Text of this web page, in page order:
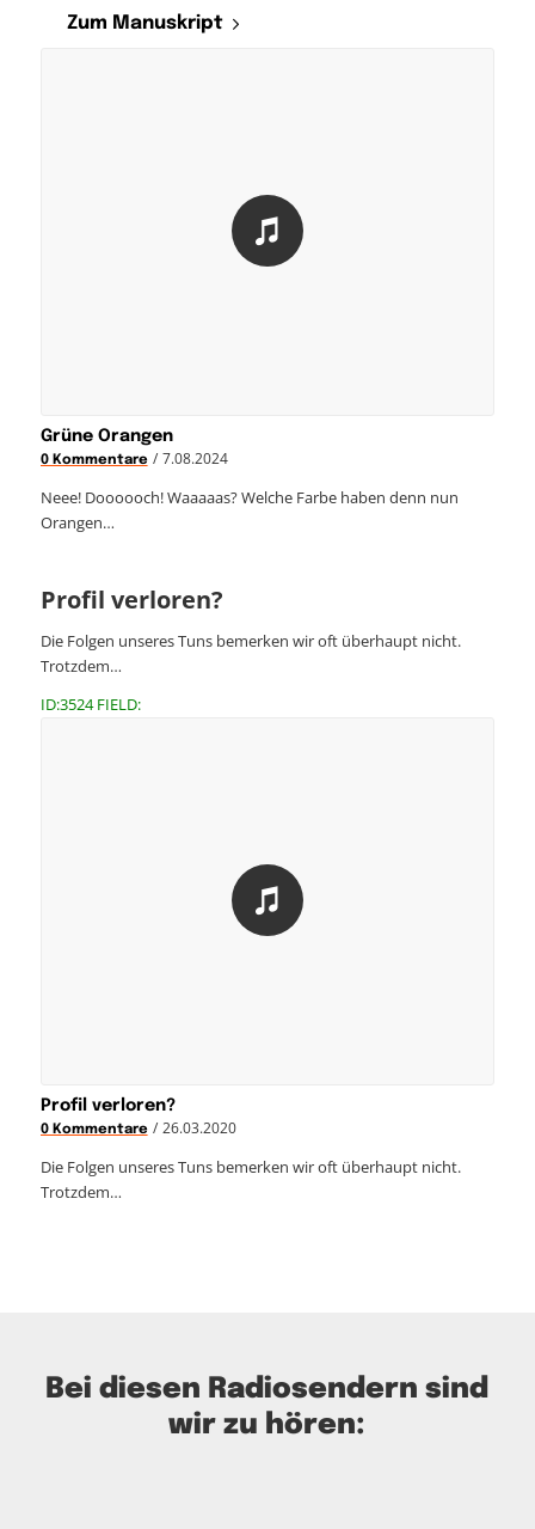
Zum Manuskript
Grüne Orangen
0 Kommentare / 7.08.2024
Neee! Doooooch! Waaaaas? Welche Farbe haben denn nun
Orangen…
Profil verloren?
Die Folgen unseres Tuns bemerken wir oft überhaupt nicht.
Trotzdem…
ID:3524 FIELD:
Profil verloren?
0 Kommentare / 26.03.2020
Die Folgen unseres Tuns bemerken wir oft überhaupt nicht.
Trotzdem…
Bei diesen Radiosendern sind
wir zu hören: